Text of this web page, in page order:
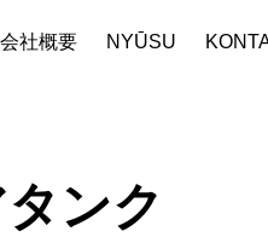
会社概要 NYŪSU
ンク